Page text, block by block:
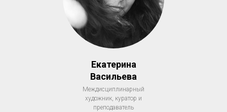
Екатерина
Васильева
Междисциплинарный
художник, куратор и
преподаватель